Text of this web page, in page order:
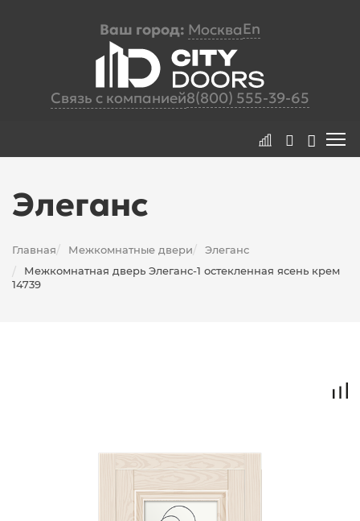
Ваш город: МоскваEn
Связь с компанией8(800) 555-39-65
Элеганс
Главная/ Межкомнатные двери/ Элеганс
/
Межкомнатная дверь Элеганс-1 остекленная ясень крем
14739